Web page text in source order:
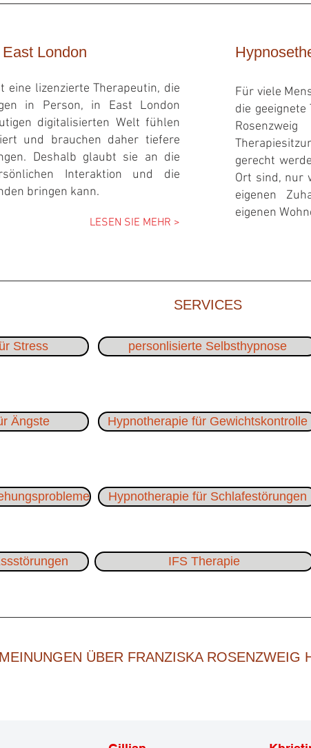
London
eine lizenzierte Therapeutin, die
in Person, in East London
digitalisierten Welt fühlen
und brauchen daher tiefere
Deshalb glaubt sie an die
Interaktion und die
bringen kann.
LESEN SIE MEHR >
Für viele
die
gerecht
Ort sind, nur
eigenen
eigenen
SERVICES
Stress personlisierte Selbsthypnose
Ängste Hypnotherapie für Gewichtskontrolle
Hypnotherapie für Schlafestörungen
IFS Therapie
MEINUNGEN ÜBER FRANZISKA ROSENZWEIG